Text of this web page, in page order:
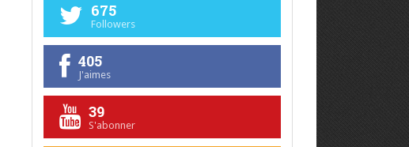
675
Followers
405
J'aimes
39
S'abonner